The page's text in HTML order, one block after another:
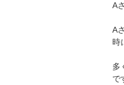
A
A
時
多
で